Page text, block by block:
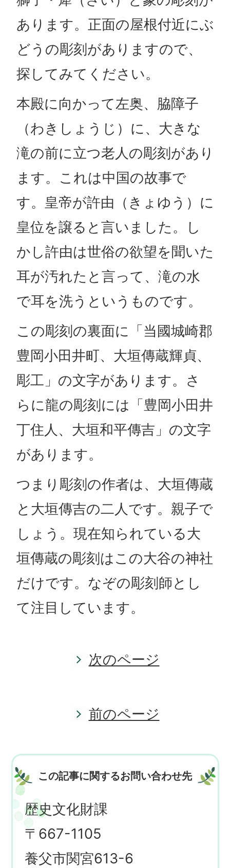
あります。正面の屋根付近にぶ
どうの彫刻がありますので、
探してみてください。
本殿に向かって左奥、脇障子
（わきしょうじ）に、大きな
滝の前に立つ老人の彫刻があり
ます。これは中国の故事で
す。皇帝が許由（きょゆう）に
皇位を譲ると言いました。し
かし許由は世俗の欲望を聞いた
耳が汚れたと言って、滝の水
で耳を洗うというものです。
この彫刻の裏面に「当國城崎郡
豊岡小田井町、大垣傳蔵輝貞、
彫工」の文字があります。さ
らに龍の彫刻には「豊岡小田井
丁住人、大垣和平傳吉」の文字
があります。
つまり彫刻の作者は、大垣傳蔵
と大垣傳吉の二人です。親子で
しょう。現在知られている大
垣傳蔵の彫刻はこの大谷の神社
だけです。なぞの彫刻師とし
て注目しています。
次のページ
前のページ
この記事に関するお問い合わせ先
歴史文化財課
〒667-1105
養父市関宮613-6